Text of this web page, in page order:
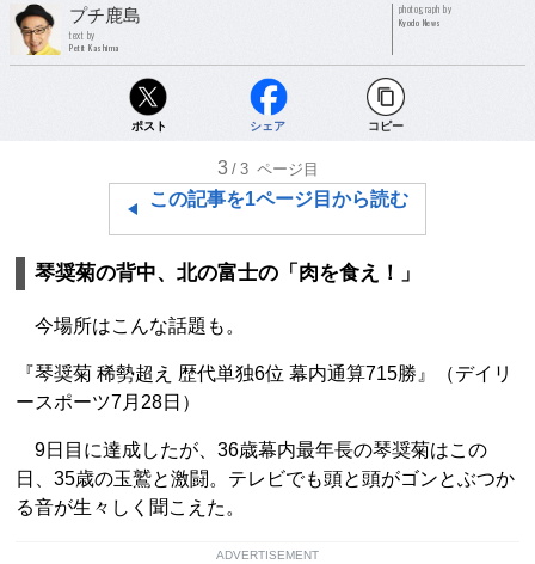
プチ鹿島
text by
Petit Kashima
photograph by
Kyodo News
ポスト シェア コピー
3 /3 ページ目
この記事を1ページ目から読む
琴奨菊の背中、北の富士の「肉を食え！」
今場所はこんな話題も。
『琴奨菊 稀勢超え 歴代単独6位 幕内通算715勝』（デイリ
ースポーツ7月28日）
9日目に達成したが、36歳幕内最年長の琴奨菊はこの
日、35歳の玉鷲と激闘。テレビでも頭と頭がゴンとぶつか
る音が生々しく聞こえた。
ADVERTISEMENT